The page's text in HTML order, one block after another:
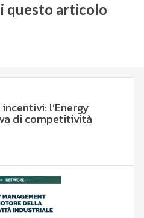
questo articolo
l’Energy
di competitività